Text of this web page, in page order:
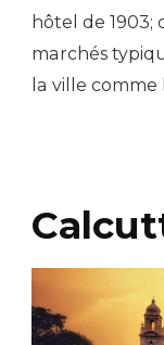
hôtel de 1903;
marchés
la ville comme